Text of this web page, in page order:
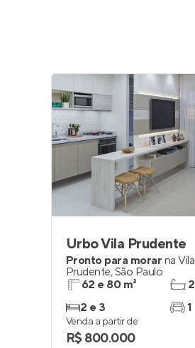
Urbo Vila Prudente
Pronto para morar na Vila
Prudente,São Paulo
62 e 80 m²
2 e 3
2
1
Venda a partir de
R$ 800.000